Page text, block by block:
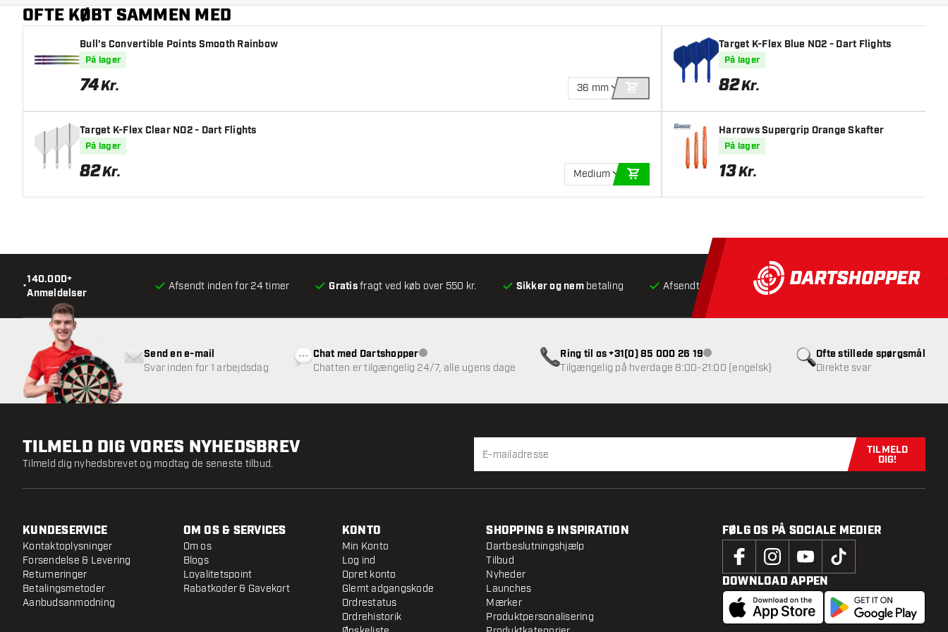
Dart farve
Dart grebzone
Dart form
Dart vægt
Dart diameter (MM)
Dart længde (MM)
OFTE KØBT SAMMEN MED
Bull's Convertible Points Smooth Rainbow
På lager
74Kr. 36 mm
TILFØJ TIL KURV
Target K-Flex Clear NO2 - Dart Flights
På lager
82Kr. Medium
Target K-Flex Blue NO2 - Dart Flights
På lager
82Kr.
Harrows Supergrip Orange Skafter
På lager
13Kr.
•
140.000+
Anmeldelser
Afsendt inden for 24 timer Gratisfragt ved køb over 550 kr. Sikker og nembetaling Afsendt inden for 24 timer Gratisfragt ved køb over
Ofte stillede spørgsmål
Direkte svar
Send en e-mail
Svar inden for 1 arbejdsdag
Chat med DartshopperKundeservice ikke tilgængelig
Chatten er tilgængelig 24/7, alle ugens dage
Ring til os +31(0) 85 000 26 19Kundeservice ikke tilgængelig
Tilgængelig på hverdage 8:00-21:00 (engelsk)
TILMELD DIG VORES NYHEDSBREV
Tilmeld dig nyhedsbrevet og modtag de seneste tilbud.
Tilmeld dig
TILMELD
DIG!
KUNDESERVICE
Kontaktoplysninger
Forsendelse & Levering
Returneringer
Betalingsmetoder
Aanbudsanmodning
OM OS & SERVICES
Om os
Blogs
Loyalitetspoint
Rabatkoder & Gavekort
KONTO
Min Konto
Log ind
Opret konto
Glemt adgangskode
Ordrestatus
Ordrehistorik
SHOPPING & INSPIRATION
Dartbeslutningshjælp
Tilbud
Nyheder
Launches
Mærker
Produktpersonalisering
FØLG OS PÅ SOCIALE MEDIER
DOWNLOAD APPEN